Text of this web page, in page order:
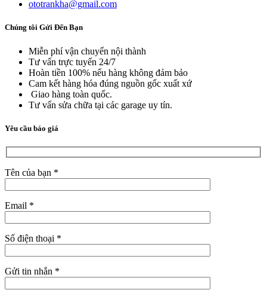
ototrankha@gmail.com
Chúng tôi Gửi Đến Bạn
Miễn phí vận chuyển nội thành
Tư vấn trực tuyến 24/7
Hoàn tiền 100% nếu hàng không đảm bảo
Cam kết hàng hóa đúng nguồn gốc xuất xứ
Giao hàng toàn quốc.
Tư vấn sửa chữa tại các garage uy tín.
Yêu cầu báo giá
Tên của bạn *
Email *
Số điện thoại *
Gửi tin nhắn *